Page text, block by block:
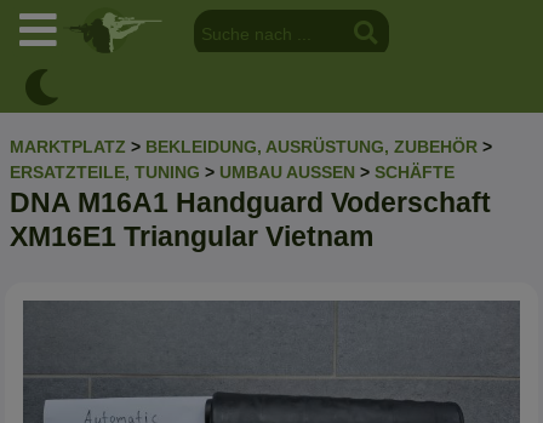
MARKTPLATZ > BEKLEIDUNG, AUSRÜSTUNG, ZUBEHÖR >
ERSATZTEILE, TUNING > UMBAU AUSSEN > SCHÄFTE
DNA M16A1 Handguard Voderschaft
XM16E1 Triangular Vietnam